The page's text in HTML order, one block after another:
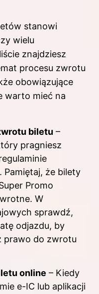
stanowi
wielu
znajdziesz
procesu zwrotu
obowiązujące
warto mieć na
biletu –
pragniesz
że bilety
Promo
W
sprawdź,
odjazdu, by
prawo do zwrotu
online – Kiedy
e-IC lub aplikacji